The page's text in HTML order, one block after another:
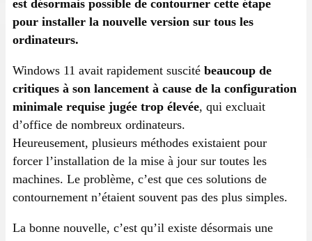
est désormais possible de contourner cette étape
pour installer la nouvelle version sur tous les
ordinateurs.
Windows 11 avait rapidement suscité beaucoup de
critiques à son lancement à cause de la configuration
minimale requise jugée trop élevée, qui excluait
d’office de nombreux ordinateurs.
Heureusement, plusieurs méthodes existaient pour
forcer l’installation de la mise à jour sur toutes les
machines. Le problème, c’est que ces solutions de
contournement n’étaient souvent pas des plus simples.
La bonne nouvelle, c’est qu’il existe désormais une